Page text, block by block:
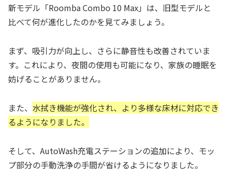
新モデル「Roomba Combo 10 Max」は、旧型モデルと
比べて何が進化したのかを見てみましょう。
まず、吸引力が向上し、さらに静音性も改善されていま
す。これにより、夜間の使用も可能になり、家族の睡眠を
妨げることがありません。
また、 水拭き機能が強化され、より多様な床材に対応でき
るようになりました。
そして、AutoWash充電ステーションの追加により、モッ
プ部分の手動洗浄の手間が省けるようになりました。